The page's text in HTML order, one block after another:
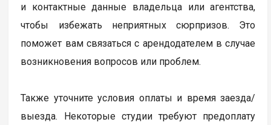
и контактные данные владельца или агентства,
чтобы избежать неприятных сюрпризов. Это
поможет вам связаться с арендодателем в случае
возникновения вопросов или проблем.
Также уточните условия оплаты и время заезда/
выезда. Некоторые студии требуют предоплату